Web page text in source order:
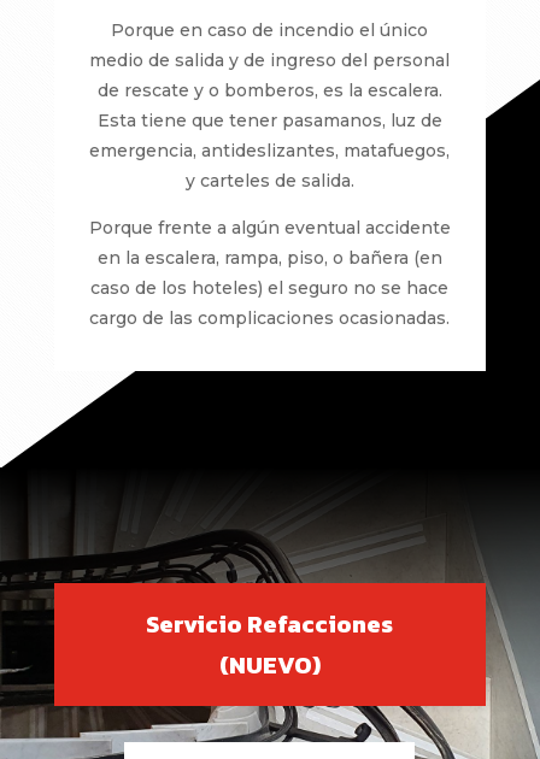
Porque en caso de incendio el único
medio de salida y de ingreso del personal
de rescate y o bomberos, es la escalera.
Esta tiene que tener pasamanos, luz de
emergencia, antideslizantes, matafuegos,
y carteles de salida.
Porque frente a algún eventual accidente
en la escalera, rampa, piso, o bañera (en
caso de los hoteles) el seguro no se hace
cargo de las complicaciones ocasionadas.
Servicio Refacciones
(NUEVO)